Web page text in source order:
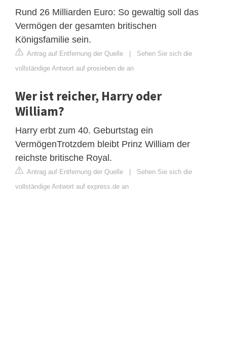
Rund 26 Milliarden Euro: So gewaltig soll das
Vermögen der gesamten britischen
Königsfamilie sein.
Antrag auf Entfernung der Quelle | Sehen Sie sich die
vollständige Antwort auf prosieben.de an
Wer ist reicher, Harry oder
William?
Harry erbt zum 40. Geburtstag ein
VermögenTrotzdem bleibt Prinz William der
reichste britische Royal.
Antrag auf Entfernung der Quelle | Sehen Sie sich die
vollständige Antwort auf express.de an